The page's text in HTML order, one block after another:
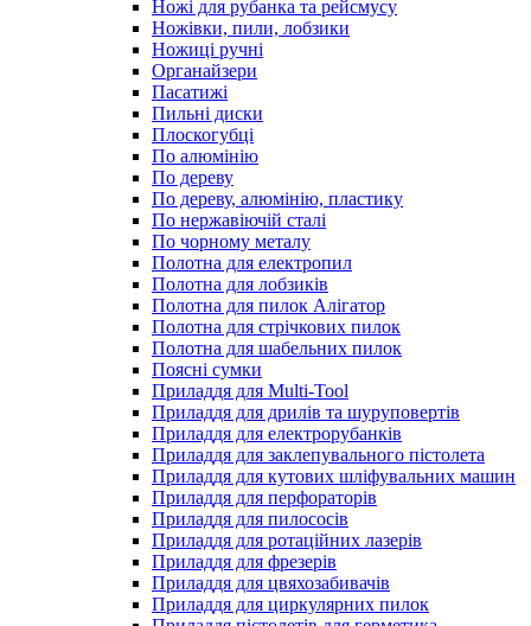
Ножі для рубанка та рейсмусу
Ножівки, пили, лобзики
Ножиці ручні
Органайзери
Пасатижі
Пильні диски
Плоскогубці
По алюмінію
По дереву
По дереву, алюмінію, пластику
По нержавіючій сталі
По чорному металу
Полотна для електропил
Полотна для лобзиків
Полотна для пилок Алігатор
Полотна для стрічкових пилок
Полотна для шабельних пилок
Поясні сумки
Приладдя для Multi-Tool
Приладдя для дрилів та шуруповертів
Приладдя для електрорубанків
Приладдя для заклепувального пістолета
Приладдя для кутових шліфувальних машин
Приладдя для перфораторів
Приладдя для пилососів
Приладдя для ротаційних лазерів
Приладдя для фрезерів
Приладдя для цвяхозабивачів
Приладдя для циркулярних пилок